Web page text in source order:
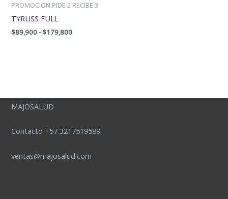
PROMOCION PIDE 2 RECIBE 3
TYRUSS FULL
$89,900-$179,800
MAJOSALUD
Contacto +57 3217519589
ventas@majosalud.com